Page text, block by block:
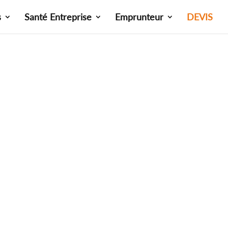
Santé Entreprise Emprunteur DEVIS